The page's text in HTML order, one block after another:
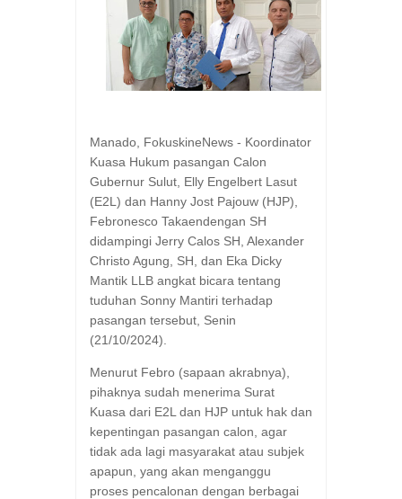
RESES IRENE GOLDA PINONTOAN
Aug 04, 2026
RESES II DPRD SULUT, ROYKE
Aug 03, 2026
Manado, FokuskineNews - Koordinator
Kuasa Hukum pasangan Calon
Gubernur Sulut, Elly Engelbert Lasut
(E2L) dan Hanny Jost Pajouw (HJP),
Febronesco Takaendengan SH
didampingi Jerry Calos SH, Alexander
Christo Agung, SH, dan Eka Dicky
Mantik LLB angkat bicara tentang
tuduhan Sonny Mantiri terhadap
pasangan tersebut, Senin
(21/10/2024).
Menurut Febro (sapaan akrabnya),
pihaknya sudah menerima Surat
Kuasa dari E2L dan HJP untuk hak dan
kepentingan pasangan calon, agar
tidak ada lagi masyarakat atau subjek
apapun, yang akan menganggu
proses pencalonan dengan berbagai